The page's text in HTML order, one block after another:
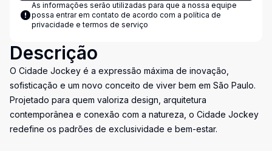
As informações serão utilizadas para que a nossa equipe
possa entrar em contato de acordo com a política de
privacidade e termos de serviço
Descrição
O Cidade Jockey é a expressão máxima de inovação,
sofisticação e um novo conceito de viver bem em São Paulo.
Projetado para quem valoriza design, arquitetura
contemporânea e conexão com a natureza, o Cidade Jockey
redefine os padrões de exclusividade e bem-estar.